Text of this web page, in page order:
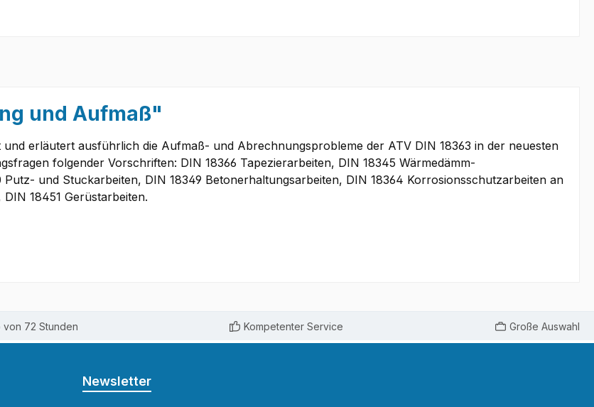
und Aufmaß"
erläutert ausführlich die Aufmaß- und Abrechnungsprobleme der ATV DIN 18363 in der neuesten
folgender Vorschriften: DIN 18366 Tapezierarbeiten, DIN 18345 Wärmedämm-
und Stuckarbeiten, DIN 18349 Betonerhaltungsarbeiten, DIN 18364 Korrosionsschutzarbeiten an
18451 Gerüstarbeiten.
von 72 Stunden Kompetenter Service Große Auswahl
Newsletter